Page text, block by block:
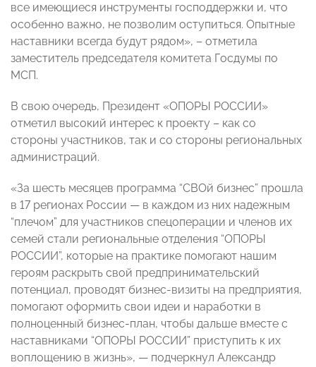
все имеющиеся инструменты господдержки и, что
особенно важно, не позволим оступиться. Опытные
наставники всегда будут рядом», – отметила
заместитель председателя комитета Госдумы по
МСП.
В свою очередь, Президент «ОПОРЫ РОССИИ»
отметил высокий интерес к проекту – как со
стороны участников, так и со стороны региональных
администраций.
«За шесть месяцев программа “СВОй бизнес” прошла
в 17 регионах России — в каждом из них надежным
“плечом” для участников спецоперации и членов их
семей стали региональные отделения “ОПОРЫ
РОССИИ”, которые на практике помогают нашим
героям раскрыть свой предпринимательский
потенциал, проводят бизнес-визиты на предприятия,
помогают оформить свои идеи и наработки в
полноценный бизнес-план, чтобы дальше вместе с
наставниками “ОПОРЫ РОССИИ” приступить к их
воплощению в жизнь», — подчеркнул Александр